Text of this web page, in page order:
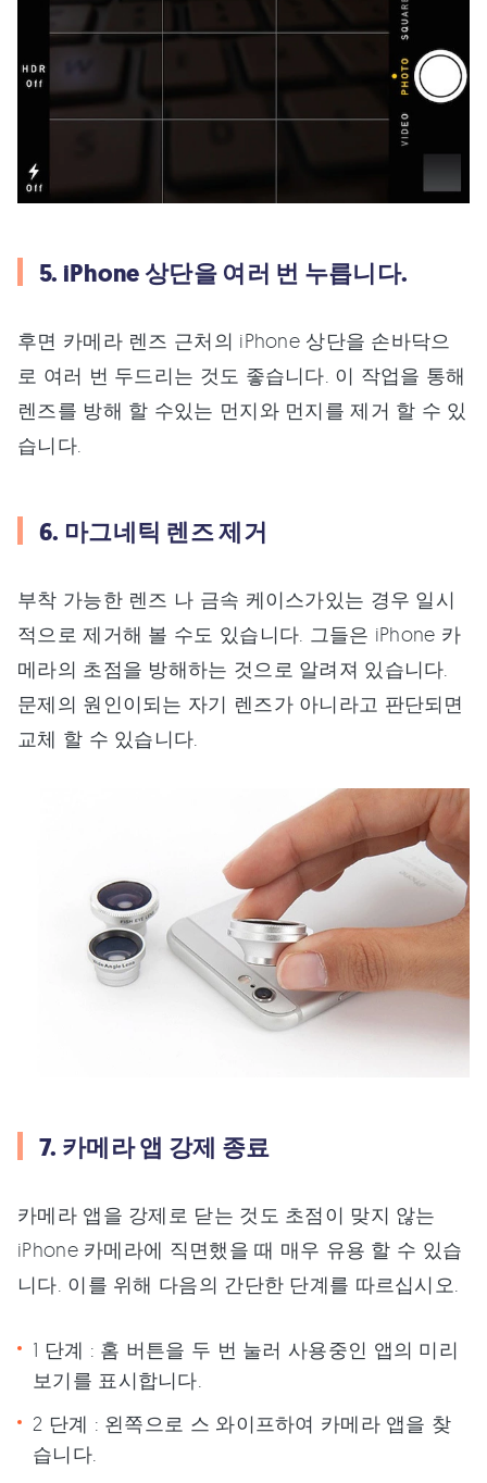
5. iPhone 상단을 여러 번 누릅니다.
후면 카메라 렌즈 근처의 iPhone 상단을 손바닥으
로 여러 번 두드리는 것도 좋습니다. 이 작업을 통해
렌즈를 방해 할 수있는 먼지와 먼지를 제거 할 수 있
습니다.
6. 마그네틱 렌즈 제거
부착 가능한 렌즈 나 금속 케이스가있는 경우 일시
적으로 제거해 볼 수도 있습니다. 그들은 iPhone 카
메라의 초점을 방해하는 것으로 알려져 있습니다.
문제의 원인이되는 자기 렌즈가 아니라고 판단되면
교체 할 수 있습니다.
7. 카메라 앱 강제 종료
카메라 앱을 강제로 닫는 것도 초점이 맞지 않는
iPhone 카메라에 직면했을 때 매우 유용 할 수 있습
니다. 이를 위해 다음의 간단한 단계를 따르십시오.
1 단계 : 홈 버튼을 두 번 눌러 사용중인 앱의 미리
보기를 표시합니다.
2 단계 : 왼쪽으로 스 와이프하여 카메라 앱을 찾
습니다.